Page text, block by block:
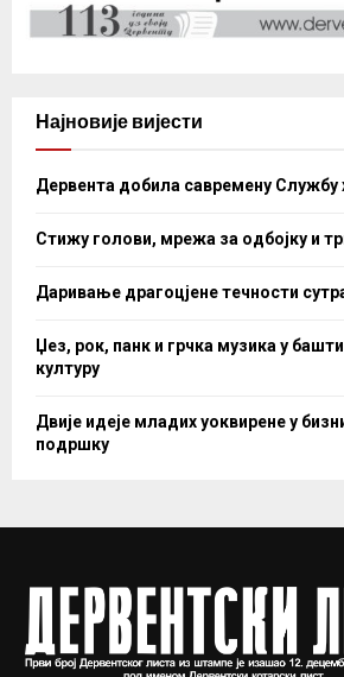
Најновије вијести
Дервента добила савремену Службу
Стижу голови, мрежа за одбојку и
Даривање драгоцјене течности
Џез, рок, панк и грчка музика у
културу
Двије идеје младих уоквирене у
подршку